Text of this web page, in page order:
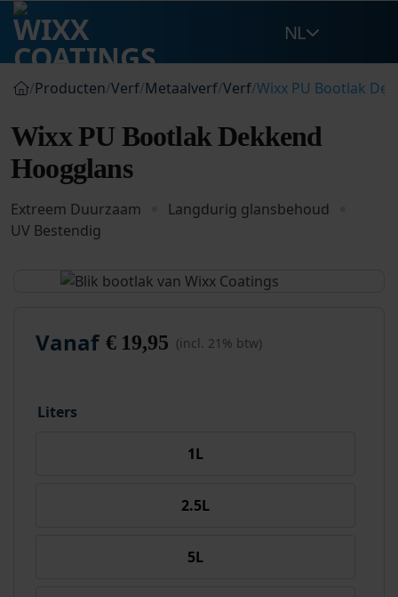
Ga
naar
inhoud
NL
/Producten/Verf/Metaalverf/Verf/Wixx PU Bootlak
Wixx PU Bootlak Dekkend
Hoogglans
Extreem Duurzaam
Langdurig glansbehoud
UV Bestendig
Vanaf €19,95 (incl. 21% btw)
Liters
1L
2.5L
5L